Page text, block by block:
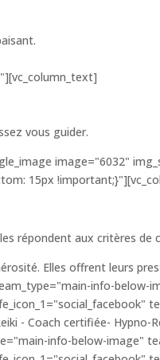
vous guider.
image="6032"
15px
répondent aux critères
Elles offrent leurs
info-below-
- Coach certifiée-
info-below-image"